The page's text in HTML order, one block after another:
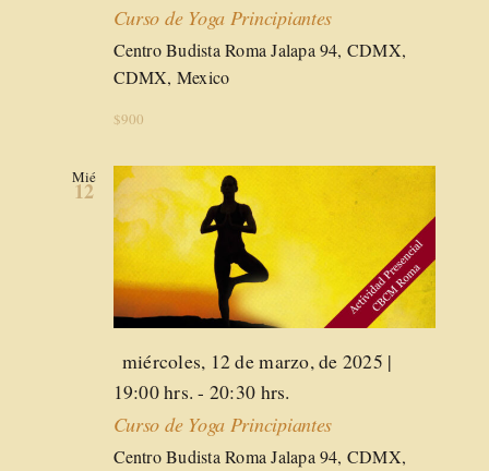
Curso de Yoga Principiantes
Centro Budista RomaJalapa 94, CDMX,
CDMX, Mexico
$900
Mié
12
Destacado
miércoles, 12 de marzo, de 2025 |
19:00 hrs. - 20:30 hrs.
Curso de Yoga Principiantes
Centro Budista RomaJalapa 94, CDMX,